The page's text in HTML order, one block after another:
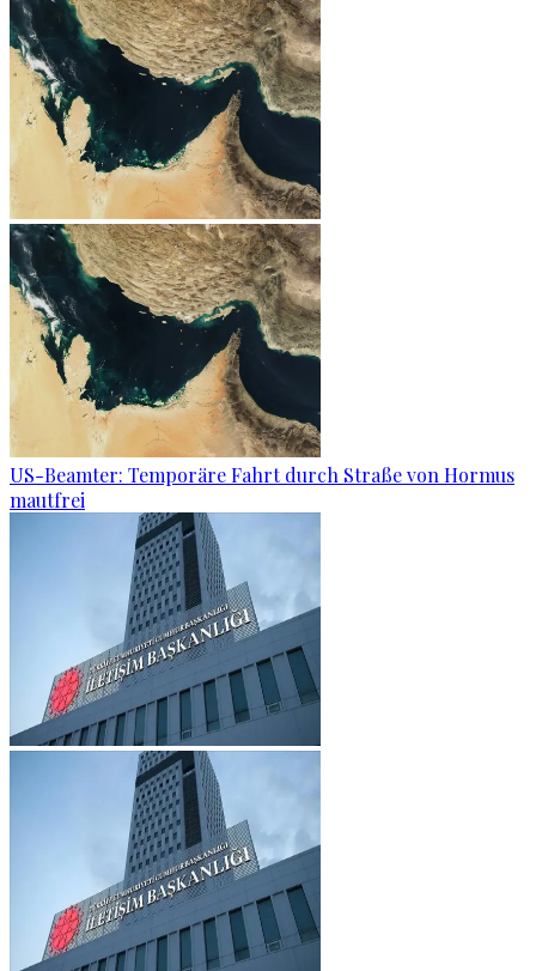
US-Beamter: Temporäre Fahrt durch Straße von Hormus
mautfrei